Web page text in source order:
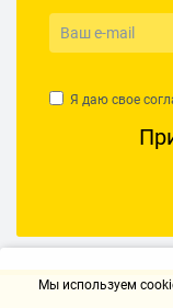
Я даю свое
Мы используем